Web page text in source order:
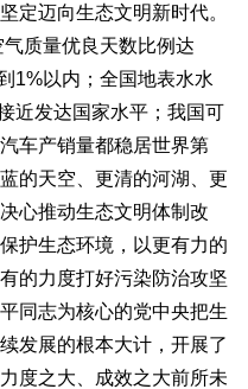
智慧医疗
智慧交通
城乡建设 乡村振兴
项目介绍
县域经济
工程案例
康养智库
迈向生态文明新时代。
质量优良天数比例达
1%以内；全国地表水水
近发达国家水平；我国可
车产销量都稳居世界第
的天空、更清的河湖、更
心推动生态文明体制改
护生态环境，以更有力的
的力度打好污染防治攻坚
同志为核心的党中央把生
发展的根本大计，开展了
度之大、成效之大前所未